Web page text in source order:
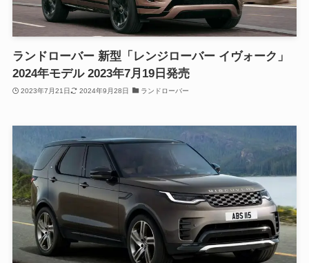
ランドローバー 新型「レンジローバー イヴォーク」
2024年モデル 2023年7月19日発売
2023年7月21日 2024年9月28日 ランドローバー